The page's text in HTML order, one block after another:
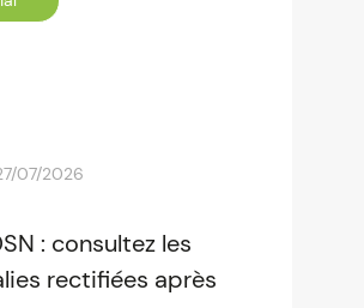
07/2026
: consultez les
rectifiées après